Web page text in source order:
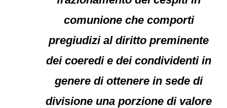
comunione che comporti
pregiudizi al diritto preminente
dei coeredi e dei condividenti in
genere di ottenere in sede di
divisione una porzione di valore